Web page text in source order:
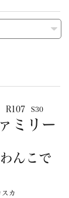
R107 S30
ミリー
んこで
スカ